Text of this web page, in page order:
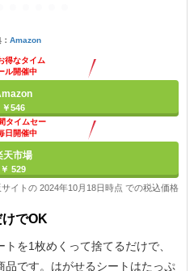
Amazon
得なタイム
ル開催中
￥546
タイムセー
日開催中
天市場
￥ 529
イトの 2024年10月18日時点 での税込価格
でOK
を1枚めくって捨てるだけで、
です。はがせるシートはたっぷ